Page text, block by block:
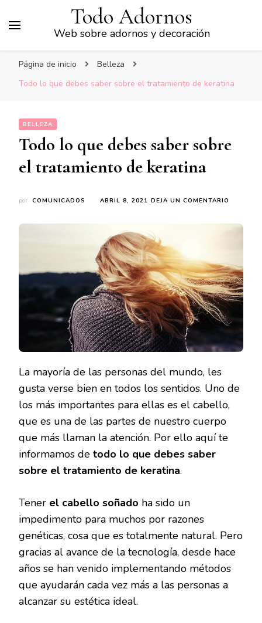
Todo Adornos
Web sobre adornos y decoración
Página de inicio
Belleza
Todo lo que debes saber sobre el tratamiento de keratina
BELLEZA
Todo lo que debes saber sobre
el tratamiento de keratina
por COMUNICADOS ABRIL 8, 2021 DEJA UN COMENTARIO
SOBRE
EL
DE
La mayoría de las personas del mundo, les
gusta verse bien en todos los sentidos. Uno de
los más importantes para ellas es el cabello,
que es una de las partes de nuestro cuerpo
que más llaman la atención. Por ello aquí te
informamos de todo lo que debes saber
sobre el tratamiento de keratina.
Tener el cabello soñado ha sido un
impedimento para muchos por razones
genéticas, cosa que es totalmente natural. Pero
gracias al avance de la tecnología, desde hace
años se han venido implementando métodos
que ayudarán cada vez más a las personas a
alcanzar su estética ideal.